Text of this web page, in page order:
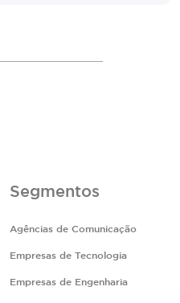
Segmentos
Agências de Comunicação
Empresas de Tecnologia
Empresas de Engenharia